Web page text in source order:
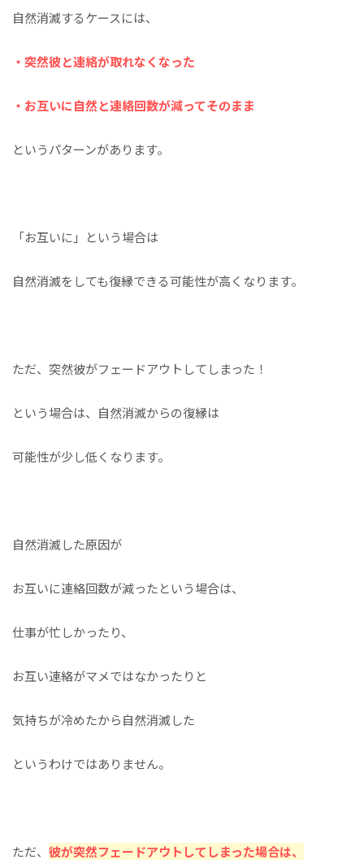
自然消滅するケースには、
・突然彼と連絡が取れなくなった
・お互いに自然と連絡回数が減ってそのまま
というパターンがあります。
「お互いに」という場合は
自然消滅をしても復縁できる可能性が高くなります。
ただ、突然彼がフェードアウトしてしまった！
という場合は、自然消滅からの復縁は
可能性が少し低くなります。
自然消滅した原因が
お互いに連絡回数が減ったという場合は、
仕事が忙しかったり、
お互い連絡がマメではなかったりと
気持ちが冷めたから自然消滅した
というわけではありません。
ただ、 彼が突然フェードアウトしてしまった場合は、